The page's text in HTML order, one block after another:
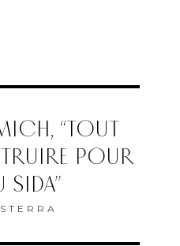
“TOUT
POUR
SIDA”